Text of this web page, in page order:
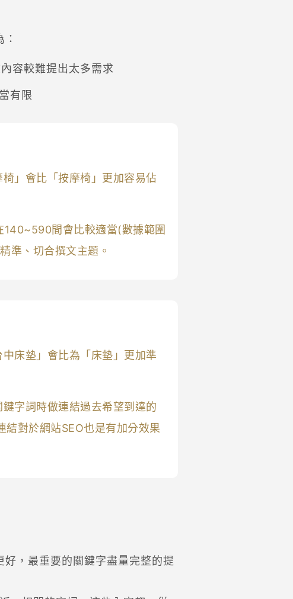
容較難提出太多需求
有限
」會比「按摩椅」更加容易佔
間會比較適當(數據範圍
準、切合撰文主題。
床墊」會比為「床墊」更加準
字詞時做連結過去希望到達的
對於網站SEO也是有加分效果
，最重要的關鍵字盡量完整的提